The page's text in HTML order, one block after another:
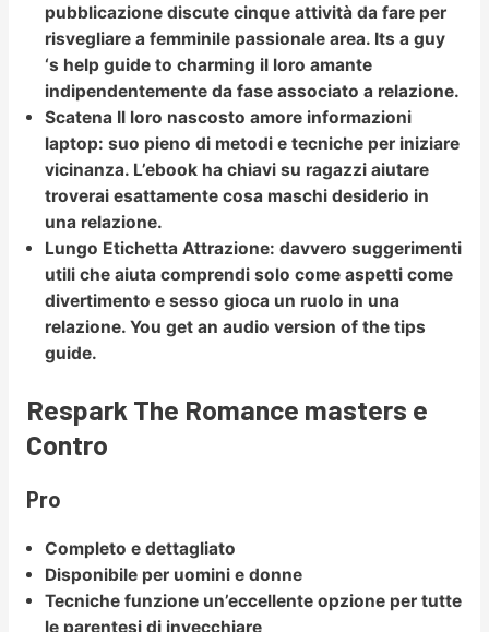
pubblicazione discute cinque attività da fare per
risvegliare a femminile passionale area. Its a guy
‘s help guide to charming il loro amante
indipendentemente da fase associato a relazione.
Scatena Il loro nascosto amore informazioni
laptop: suo pieno di metodi e tecniche per iniziare
vicinanza. L’ebook ha chiavi su ragazzi aiutare
troverai esattamente cosa maschi desiderio in
una relazione.
Lungo Etichetta Attrazione: davvero suggerimenti
utili che aiuta comprendi solo come aspetti come
divertimento e sesso gioca un ruolo in una
relazione. You get an audio version of the tips
guide.
Respark The Romance masters e
Contro
Pro
Completo e dettagliato
Disponibile per uomini e donne
Tecniche funzione un’eccellente opzione per tutte
le parentesi di invecchiare